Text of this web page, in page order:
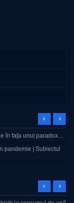
în fața unui paradox…
pandemie | Subiectul